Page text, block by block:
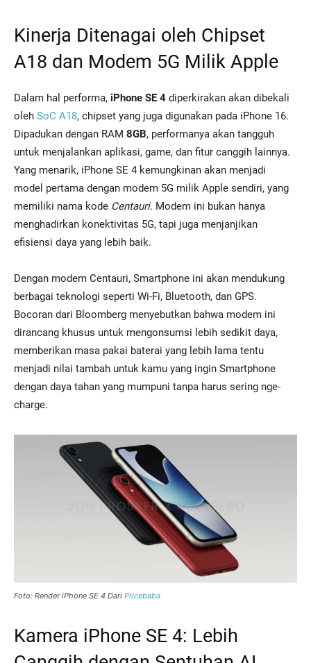
Kinerja Ditenagai oleh Chipset
A18 dan Modem 5G Milik Apple
Dalam hal performa, iPhone SE 4 diperkirakan akan dibekali
oleh SoC A18, chipset yang juga digunakan pada iPhone 16.
Dipadukan dengan RAM 8GB, performanya akan tangguh
untuk menjalankan aplikasi, game, dan fitur canggih lainnya.
Yang menarik, iPhone SE 4 kemungkinan akan menjadi
model pertama dengan modem 5G milik Apple sendiri, yang
memiliki nama kode Centauri. Modem ini bukan hanya
menghadirkan konektivitas 5G, tapi juga menjanjikan
efisiensi daya yang lebih baik.
Dengan modem Centauri, Smartphone ini akan mendukung
berbagai teknologi seperti Wi-Fi, Bluetooth, dan GPS.
Bocoran dari Bloomberg menyebutkan bahwa modem ini
dirancang khusus untuk mengonsumsi lebih sedikit daya,
memberikan masa pakai baterai yang lebih lama tentu
menjadi nilai tambah untuk kamu yang ingin Smartphone
dengan daya tahan yang mumpuni tanpa harus sering nge-
charge.
Foto: Render iPhone SE 4 Dari Pricebaba
Kamera iPhone SE 4: Lebih